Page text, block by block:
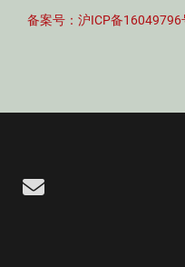
备案号：沪ICP备16049796
Email